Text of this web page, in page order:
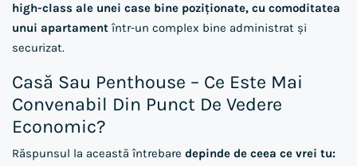
high-class ale unei case bine poziționate, cu comoditatea
unui apartament într-un complex bine administrat și
securizat.
Casă Sau Penthouse – Ce Este Mai
Convenabil Din Punct De Vedere
Economic?
Răspunsul la această întrebare depinde de ceea ce vrei tu: